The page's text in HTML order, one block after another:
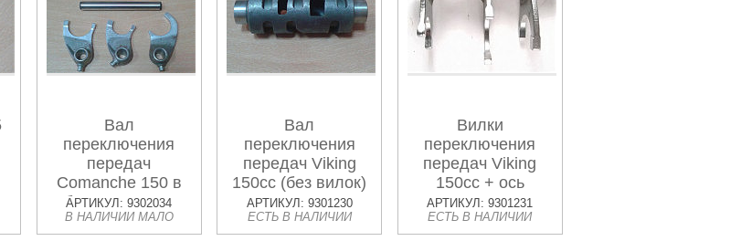
Вал
переключения
передач
Comanche 150 в
сборе с вилками
АРТИКУЛ: 9302034
В НАЛИЧИИ МАЛО
Вал
переключения
передач Viking
150cc (без вилок)
АРТИКУЛ: 9301230
ЕСТЬ В НАЛИЧИИ
Вилки
переключения
передач Viking
150cc + ось
АРТИКУЛ: 9301231
ЕСТЬ В НАЛИЧИИ